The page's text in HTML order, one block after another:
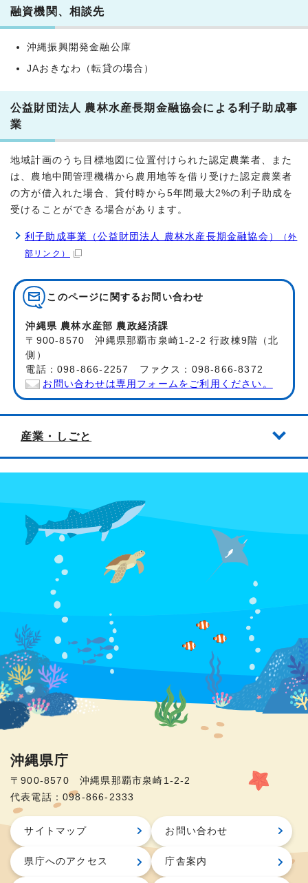
融資機関、相談先
沖縄振興開発金融公庫
JAおきなわ（転貸の場合）
公益財団法人 農林水産長期金融協会による利子助成事
業
地域計画のうち目標地図に位置付けられた認定農業者、また
は、農地中間管理機構から農用地等を借り受けた認定農業者
の方が借入れた場合、貸付時から5年間最大2%の利子助成を
受けることができる場合があります。
利子助成事業（公益財団法人 農林水産長期金融協会）
（外
部リンク）
このページに関する お問い合わせ
沖縄県 農林水産部 農政経済課
〒900-8570 沖縄県那覇市泉崎1-2-2 行政棟9階（北
側）
電話：098-866-2257 ファクス：098-866-8372
お問い合わせは専用フォームをご利用ください。
産業・しごと
沖縄県庁
〒900-8570 沖縄県那覇市泉崎1-2-2
代表電話：098-866-2333
サイトマップ お問い合わせ
県庁へのアクセス 庁舎案内